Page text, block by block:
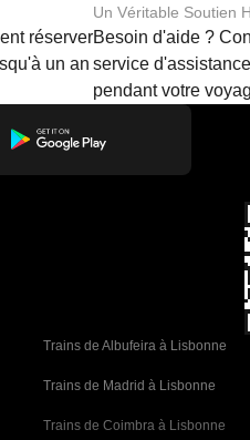
réserver
un an
Un Véritable Soutien
Besoin d'aide ?
service
pendant votre
Trains de Albufeira à Lisbonne
Trains de Madrid à Lisbonne
Trains de Coimbra à Lisbonne